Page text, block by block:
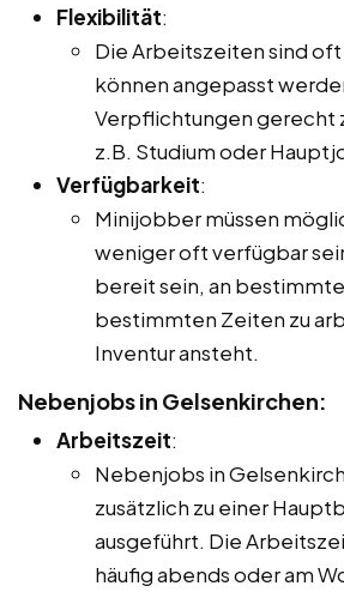
Flexibilität:
Die Arbeitszeiten sind
können angepasst
Verpflichtungen gerecht
z.B. Studium oder
Verfügbarkeit:
Minijobber müssen
weniger oft verfügbar
bereit sein, an
bestimmten Zeiten zu
Inventur ansteht.
Nebenjobs in Gelsenkirchen:
Arbeitszeit:
Nebenjobs in
zusätzlich zu einer
ausgeführt. Die
häufig abends oder am